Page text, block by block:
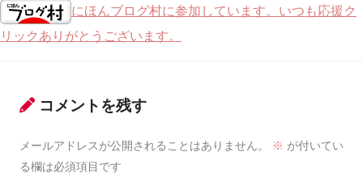
にほんブログ村に参加しています。いつも応援ク
リックありがとうございます。
コメントを残す
メールアドレスが公開されることはありません。 ※ が付いてい
る欄は必須項目です